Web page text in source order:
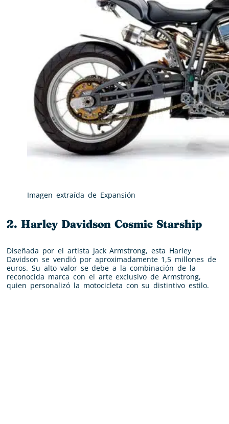
Imagen extraída de Expansión
2. Harley Davidson Cosmic Starship
Diseñada por el artista Jack Armstrong, esta Harley
Davidson se vendió por aproximadamente 1,5 millones de
euros. Su alto valor se debe a la combinación de la
reconocida marca con el arte exclusivo de Armstrong,
quien personalizó la motocicleta con su distintivo estilo.